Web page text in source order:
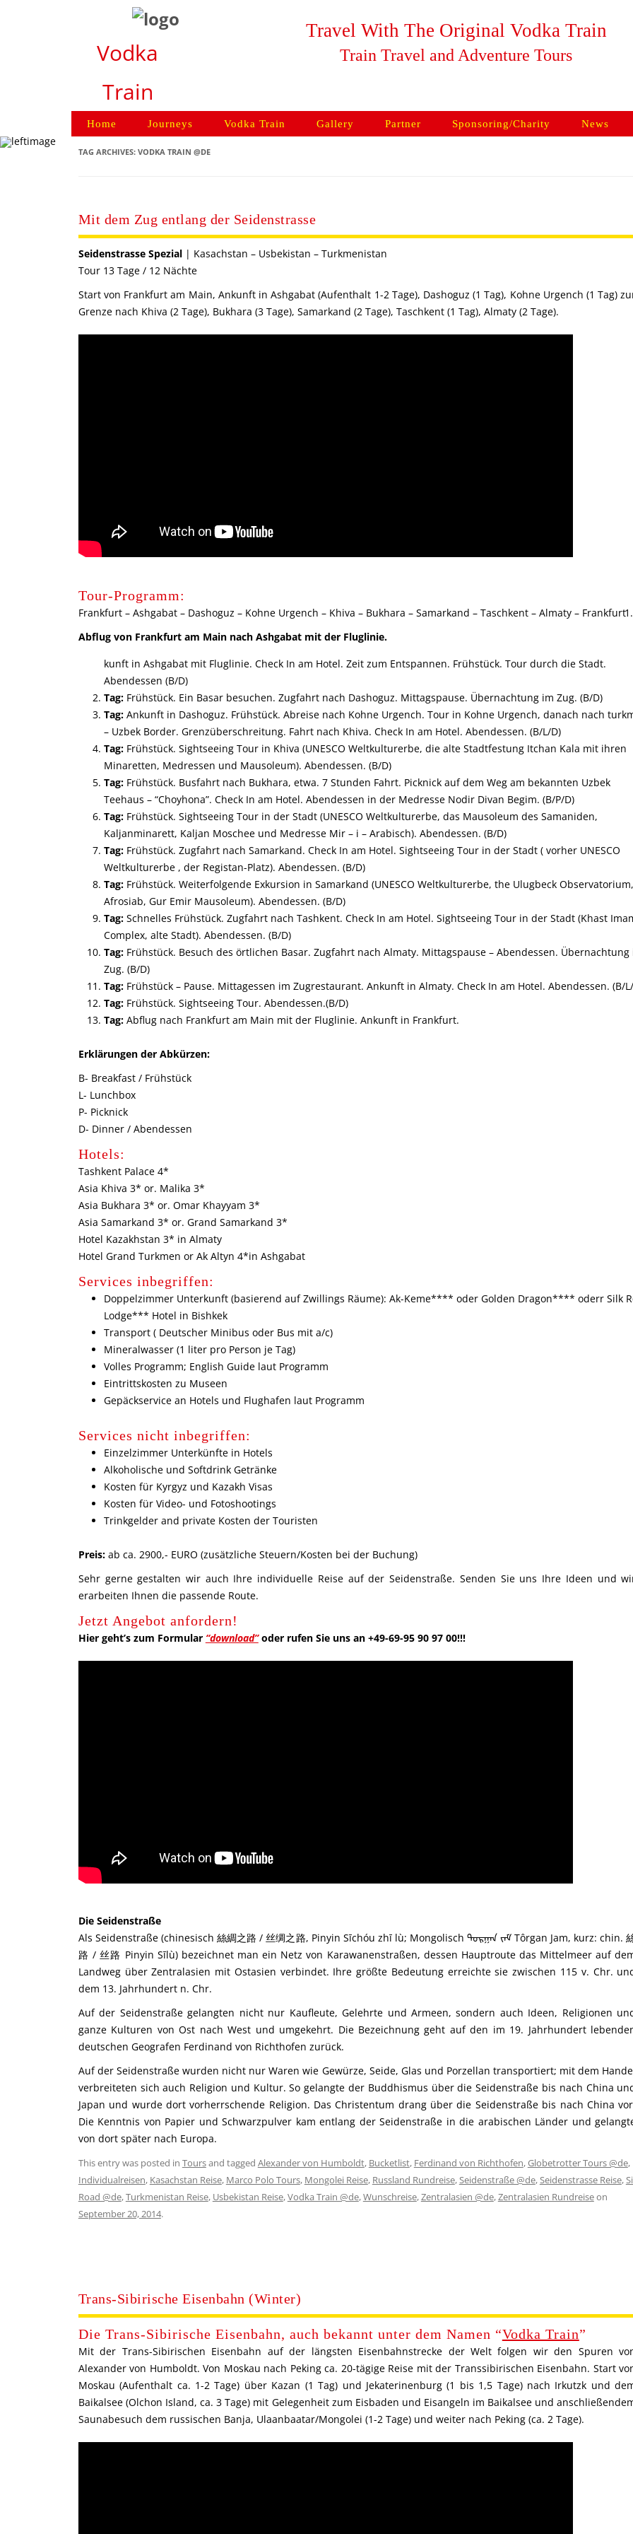
Vodka
Train
Travel With The Original Vodka Train
Train Travel and Adventure Tours
Skip to content
Home Journeys Vodka Train Gallery Partner Sponsoring/Charity News
TAG ARCHIVES: VODKA TRAIN @DE
Mit dem Zug entlang der Seidenstrasse
Seidenstrasse Spezial| Kasachstan – Usbekistan – Turkmenistan
Tour 13 Tage / 12 Nächte
Start von Frankfurt am Main, Ankunft in Ashgabat (Aufenthalt 1-2 Tage), Dashoguz (1 Tag), Kohne Urgench (1 Tag)
Grenze nach Khiva (2 Tage), Bukhara (3 Tage), Samarkand (2 Tage), Taschkent (1 Tag), Almaty (2 Tage).
Tour-Programm:
Frankfurt – Ashgabat – Dashoguz – Kohne Urgench – Khiva – Bukhara – Samarkand – Taschkent – Almaty – Frankfurt
Abflug von Frankfurt am Main nach Ashgabat mit der Fluglinie.
kunft in Ashgabat mit Fluglinie. Check In am Hotel. Zeit zum Entspannen. Frühstück. Tour durch die Stadt.
Abendessen (B/D)
Tag:Frühstück. Ein Basar besuchen. Zugfahrt nach Dashoguz. Mittagspause. Übernachtung im Zug. (B/D)
Tag:Ankunft in Dashoguz. Frühstück. Abreise nach Kohne Urgench. Tour in Kohne Urgench, danach nach
– UzbekBorder. Grenzüberschreitung. Fahrt nach Khiva. Check In am Hotel. Abendessen. (B/L/D)
Tag:Frühstück. Sightseeing Tour in Khiva (UNESCO Weltkulturerbe, die alte Stadtfestung Itchan Kala mit ihren
Minaretten, Medressen und Mausoleum). Abendessen. (B/D)
Tag:Frühstück. Busfahrt nach Bukhara, etwa. 7 Stunden Fahrt. Picknick auf dem Weg am bekannten Uzbek
Teehaus – “Choyhona”. Check In am Hotel. Abendessen in der Medresse Nodir Divan Begim. (B/P/D)
Tag:Frühstück. Sightseeing Tour in der Stadt (UNESCO Weltkulturerbe, das Mausoleum des Samaniden,
Kaljanminarett, Kaljan Moschee und Medresse Mir – i – Arabisch). Abendessen. (B/D)
Tag:Frühstück. Zugfahrt nach Samarkand. Check In am Hotel. Sightseeing Tour in der Stadt ( vorher UNESCO
Weltkulturerbe , der Registan-Platz). Abendessen. (B/D)
Tag:Frühstück. Weiterfolgende Exkursion in Samarkand (UNESCO Weltkulturerbe, the Ulugbeck Observatorium,
Afrosiab, Gur Emir Mausoleum). Abendessen. (B/D)
Tag:Schnelles Frühstück. Zugfahrt nach Tashkent. Check In am Hotel. Sightseeing Tour in der Stadt (Khast
Complex, alte Stadt). Abendessen. (B/D)
Tag:Frühstück. Besuch des örtlichen Basar. Zugfahrt nach Almaty. Mittagspause – Abendessen. Übernachtung
Zug. (B/D)
Tag:Frühstück – Pause. Mittagessen im Zugrestaurant. Ankunft in Almaty. Check In am Hotel. Abendessen. (B/
Tag:Frühstück. Sightseeing Tour. Abendessen.(B/D)
Tag:Abflug nach Frankfurt am Main mit der Fluglinie. Ankunft in Frankfurt.
Erklärungen der Abkürzen:
B- Breakfast / Frühstück
L- Lunchbox
P- Picknick
D- Dinner / Abendessen
Hotels:
Tashkent Palace 4*
Asia Khiva 3* or. Malika 3*
Asia Bukhara 3* or. Omar Khayyam 3*
Asia Samarkand 3* or. Grand Samarkand 3*
Hotel Kazakhstan 3* in Almaty
Hotel Grand Turkmen or Ak Altyn 4*in Ashgabat
Services inbegriffen:
Doppelzimmer Unterkunft (basierend auf Zwillings Räume): Ak-Keme**** oder Golden Dragon**** oderr Silk
Lodge*** Hotel in Bishkek
Transport ( Deutscher Minibus oder Bus mit a/c)
Mineralwasser (1 liter pro Person je Tag)
Volles Programm; English Guide laut Programm
Eintrittskosten zu Museen
Gepäckservice an Hotels und Flughafen laut Programm
Services nicht inbegriffen:
Einzelzimmer Unterkünfte in Hotels
Alkoholische und Softdrink Getränke
Kosten für Kyrgyz und Kazakh Visas
Kosten für Video- und Fotoshootings
Trinkgelder and private Kosten der Touristen
Preis:ab ca. 2900,- EURO (zusätzliche Steuern/Kosten bei der Buchung)
Sehr gerne gestalten wir auch Ihre individuelle Reise auf der Seidenstraße. Senden Sie uns Ihre Ideen und
erarbeiten Ihnen die passende Route.
Jetzt Angebot anfordern!
Hier geht’s zum Formular “download”oder rufen Sie uns an +49-69-95 90 97 00!!!
Die Seidenstraße
Als Seidenstraße (chinesisch 絲綢之路 / 丝绸之路, Pinyin Sīchóu zhī lù; Mongolisch ᠲᠣᠷᠭᠠᠨ ᠵᠠᠮ Tôrgan Jam, kurz: chin.
路 / 丝路 Pinyin Sīlù) bezeichnet man ein Netz von Karawanenstraßen, dessen Hauptroute das Mittelmeer auf
Landweg über Zentralasien mit Ostasien verbindet. Ihre größte Bedeutung erreichte sie zwischen 115 v. Chr.
dem 13. Jahrhundert n. Chr.
Auf der Seidenstraße gelangten nicht nur Kaufleute, Gelehrte und Armeen, sondern auch Ideen, Religionen
ganze Kulturen von Ost nach West und umgekehrt. Die Bezeichnung geht auf den im 19. Jahrhundert
deutschen Geografen Ferdinand von Richthofen zurück.
Auf der Seidenstraße wurden nicht nur Waren wie Gewürze, Seide, Glas und Porzellan transportiert; mit dem
verbreiteten sich auch Religion und Kultur. So gelangte der Buddhismus über die Seidenstraße bis nach China
Japan und wurde dort vorherrschende Religion. Das Christentum drang über die Seidenstraße bis nach China
Die Kenntnis von Papier und Schwarzpulver kam entlang der Seidenstraße in die arabischen Länder und
von dort später nach Europa.
This entry was posted in Toursand tagged Alexander von Humboldt, Bucketlist, Ferdinand von Richthofen,Globetrotter Tours @de,
Individualreisen, Kasachstan Reise, Marco Polo Tours, Mongolei Reise, Russland Rundreise,Seidenstraße @de,Seidenstrasse Reise,
Road @de,Turkmenistan Reise, Usbekistan Reise,Vodka Train @de,Wunschreise,Zentralasien @de,Zentralasien Rundreiseon
September 20, 2014.
Trans-Sibirische Eisenbahn (Winter)
Die Trans-Sibirische Eisenbahn, auch bekannt unter dem Namen “Vodka Train”
Mit der Trans-Sibirischen Eisenbahn auf der längsten Eisenbahnstrecke der Welt folgen wir den Spuren
Alexander von Humboldt. Von Moskau nach Peking ca. 20-tägige Reise mit der Transsibirischen Eisenbahn. Start
Moskau (Aufenthalt ca. 1-2 Tage) über Kazan (1 Tag) und Jekaterinenburg (1 bis 1,5 Tage) nach Irkutzk und
Baikalsee (Olchon Island, ca. 3 Tage) mit Gelegenheit zum Eisbaden und Eisangeln im Baikalsee und
Saunabesuch dem russischen Banja, Ulaanbaatar/Mongolei (1-2 Tage) und weiter nach Peking (ca. 2 Tage).